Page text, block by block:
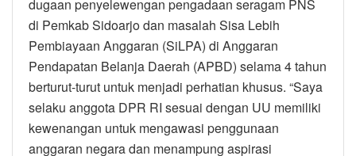
dugaan penyelewengan pengadaan seragam PNS
di Pemkab Sidoarjo dan masalah Sisa Lebih
Pembiayaan Anggaran (SiLPA) di Anggaran
Pendapatan Belanja Daerah (APBD) selama 4 tahun
berturut-turut untuk menjadi perhatian khusus. “Saya
selaku anggota DPR RI sesuai dengan UU memiliki
kewenangan untuk mengawasi penggunaan
anggaran negara dan menampung aspirasi